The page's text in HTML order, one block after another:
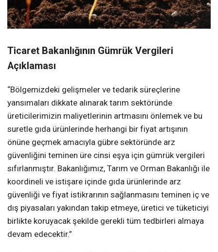
Ticaret Bakanlığının Gümrük Vergileri
Açıklaması
“Bölgemizdeki gelişmeler ve tedarik süreçlerine
yansımaları dikkate alınarak tarım sektöründe
üreticilerimizin maliyetlerinin artmasını önlemek ve bu
suretle gıda ürünlerinde herhangi bir fiyat artışının
önüne geçmek amacıyla gübre sektöründe arz
güvenliğini teminen üre cinsi eşya için gümrük vergileri
sıfırlanmıştır. Bakanlığımız, Tarım ve Orman Bakanlığı ile
koordineli ve istişare içinde gıda ürünlerinde arz
güvenliği ve fiyat istikrarının sağlanmasını teminen iç ve
dış piyasaları yakından takip etmeye, üretici ve tüketiciyi
birlikte koruyacak şekilde gerekli tüm tedbirleri almaya
devam edecektir.”